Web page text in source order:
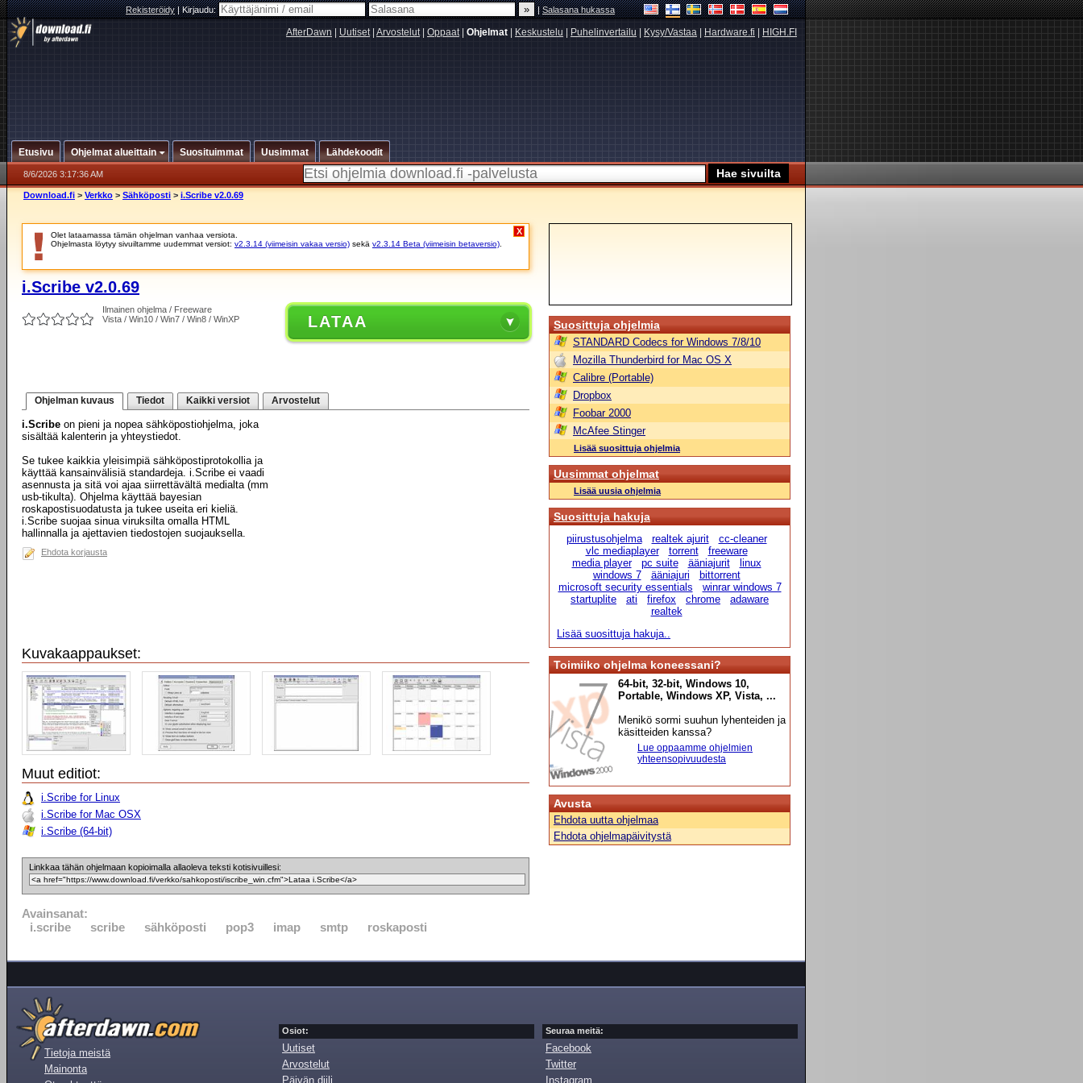
Rekisteröidy|Kirjaudu: |Salasana hukassa
AfterDawn Uutiset| Arvostelut| Oppaat| Ohjelmat Keskustelu Puhelinvertailu Kysy/Vastaa Hardware.fi HIGH.FI
Etusivu Ohjelmat alueittain Suosituimmat Uusimmat Lähdekoodit
8/6/2026 3:17:36 AM
Download.fi > Verkko > Sähköposti > i.Scribe v2.0.69
Olet lataamassa tämän ohjelman vanhaa versiota.
Ohjelmasta löytyy sivuiltamme uudemmat versiot: v2.3.14 (viimeisin vakaa versio) sekä v2.3.14 Beta (viimeisin betaversio)
X
i.Scribe v2.0.69
Ilmainen ohjelma / Freeware
Vista / Win10 / Win7 / Win8 / WinXP
LATAA
Ohjelman kuvaus Tiedot Kaikki versiot Arvostelut
i.Scribe on pieni ja nopea sähköpostiohjelma, joka
sisältää kalenterin ja yhteystiedot.
Se tukee kaikkia yleisimpiä sähköpostiprotokollia ja
käyttää kansainvälisiä standardeja. i.Scribe ei vaadi
asennusta ja sitä voi ajaa siirrettävältä medialta (mm
usb-tikulta). Ohjelma käyttää bayesian
roskapostisuodatusta ja tukee useita eri kieliä.
i.Scribe suojaa sinua viruksilta omalla HTML
hallinnalla ja ajettavien tiedostojen suojauksella.
Ehdota korjausta
Kuvakaappaukset:
Muut editiot:
i.Scribe for Linux
i.Scribe for Mac OSX
i.Scribe (64-bit)
Linkkaa tähän ohjelmaan kopioimalla allaoleva teksti kotisivuillesi:
Avainsanat:
i.scribe
scribe sähköposti pop3 imap smtp roskaposti
Suosittuja ohjelmia
STANDARD Codecs for Windows 7/8/10
Mozilla Thunderbird for Mac OS X
Calibre (Portable)
Dropbox
Foobar 2000
McAfee Stinger
Lisää suosittuja ohjelmia
Uusimmat ohjelmat
Lisää uusia ohjelmia
Suosittuja hakuja
piirustusohjelma realtek ajurit
cc-cleaner
vlc mediaplayer
torrent
freeware
media player
pc suite ääniajurit
linux
windows 7
ääniajuri
bittorrent
microsoft security essentials
winrar windows 7
startuplite
ati firefox chrome
adaware
realtek
Lisää suosittuja hakuja..
Toimiiko ohjelma koneessani?
64-bit, 32-bit, Windows 10,
Portable, Windows XP, Vista, ...
Menikö sormi suuhun lyhenteiden ja
käsitteiden kanssa?
Lue oppaamme ohjelmien
yhteensopivuudesta
Avusta
Ehdota uutta ohjelmaa
Ehdota ohjelmapäivitystä
Tietoja meistä
Mainonta
Osiot:
Uutiset
Arvostelut
Päivän diili
Seuraa meitä:
Facebook
Twitter
Instagram